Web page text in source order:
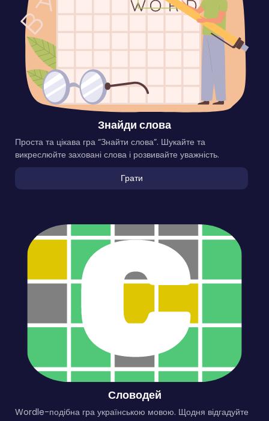
Знайди слова
Проста та цікава гра “Знайти слова”. Шукайте та
викреслюйте заховані слова і розвивайте уважність.
Грати
Словодей
Wordle-подібна гра українською мовою. Щодня відгадуйте